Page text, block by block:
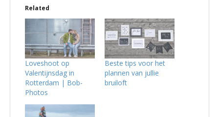
Related
Loveshoot op
Valentijnsdag in
Rotterdam | Bob-
Photos
Beste tips voor het
plannen van jullie
bruiloft